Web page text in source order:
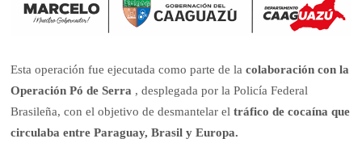
Esta operación fue ejecutada como parte de lacolaboración con la
Operación Pó de Serra , desplegada por la Policía Federal
Brasileña, con el objetivo de desmantelar eltráfico de cocaína que
circulaba entre Paraguay, Brasil y Europa.